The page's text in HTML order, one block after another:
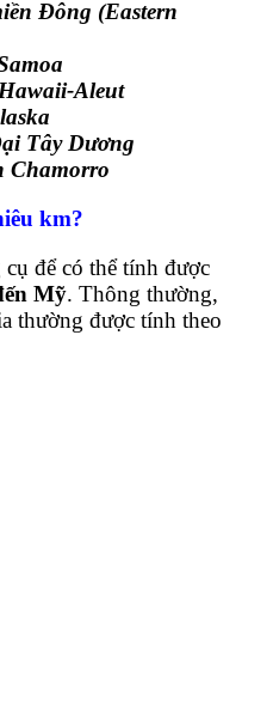
Đông (Eastern
Aleut
Tây Dương
Chamorro
km?
để có thể tính được
Mỹ. Thông thường,
thường được tính theo